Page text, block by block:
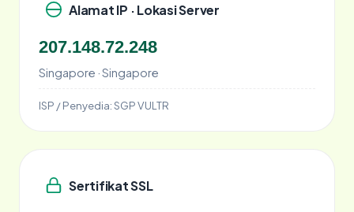
Alamat IP · Lokasi Server
207.148.72.248
Singapore · Singapore
ISP / Penyedia:SGP VULTR
Sertifikat SSL